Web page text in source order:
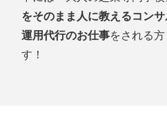
をそのまま人に教えるコン
運用代行のお仕事をされる
す！